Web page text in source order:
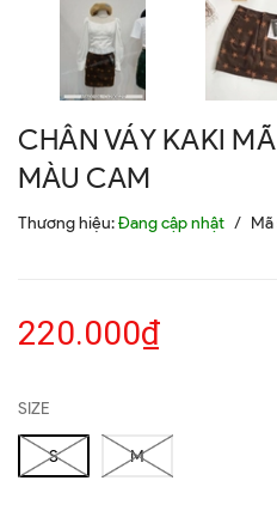
CHÂN VÁY KAKI
MÀU CAM
Thương hiệu:Đang cập nhật /
220.000₫
SIZE
S M